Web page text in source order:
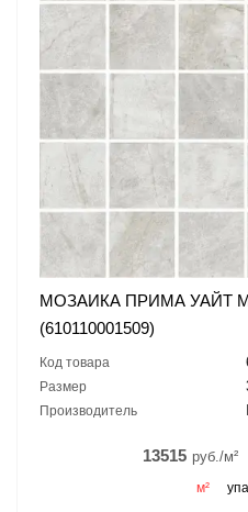
МОЗАИКА ПРИМА УАЙТ
(610110001509)
Код товара
Размер
Производитель
13515 руб./м²
м²